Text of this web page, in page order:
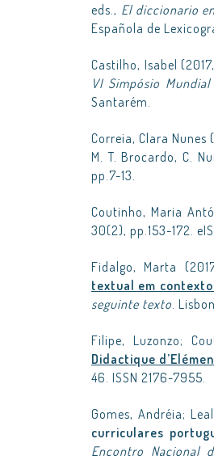
eds., El diccionario
Española de
Castilho, Isabel (2017,
VI Simpósio
Santarém.
Correia, Clara Nunes
M. T. Brocardo, C.
pp.7-13.
Coutinho, Maria
30(2), pp.153-172.
Fidalgo, Marta
textual em
seguinte texto.
Filipe, Luzonzo;
Didactique
46. ISSN 2176-7955.
Gomes, Andréia;
curriculares
Encontro Nacional